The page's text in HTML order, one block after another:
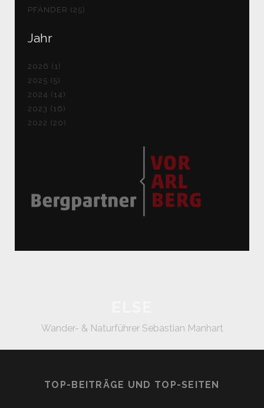
PFÄNDER (25)
Jahr
2026 (1)
2025 (5)
2024 (14)
2023 (16)
2022 (20)
Wander- & Naturführer Sebastian Manhart
TOP-BEITRÄGE UND TOP-SEITEN